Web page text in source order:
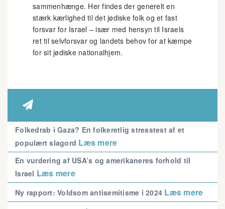
sammenhænge. Her findes der generelt en
stærk kærlighed til det jødiske folk og et fast
forsvar for Israel – især med hensyn til Israels
ret til selvforsvar og landets behov for at kæmpe
for sit jødiske nationalhjem.

Folkedrab i Gaza? En folkeretlig stresstest af et
populært slagord Læs mere
En vurdering af USA’s og amerikaneres forhold til
Israel Læs mere
Ny rapport: Voldsom antisemitisme i 2024 Læs mere